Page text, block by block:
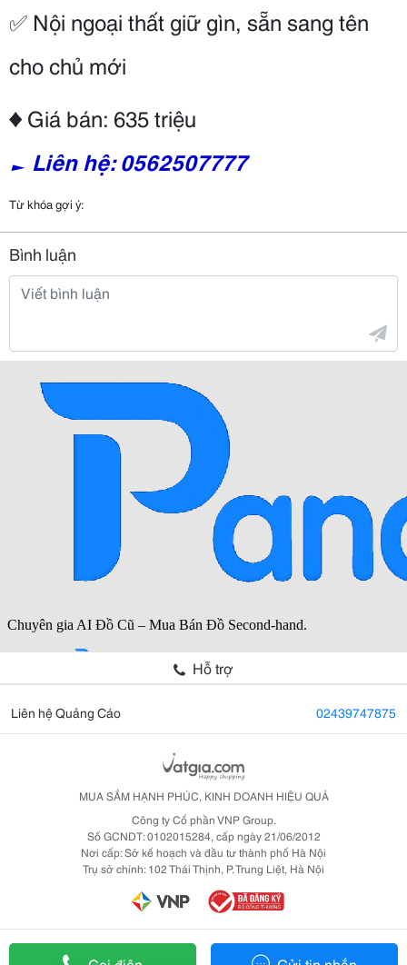
✅ Nội ngoại thất giữ gìn, sẵn sang tên
cho chủ mới
♦ Giá bán: 635 triệu
► Liên hệ: 0562507777
Từ khóa gợi ý:
Bình luận
Hỗ trợ
Liên hệ Quảng Cáo 02439747875
MUA SẮM HẠNH PHÚC, KINH DOANH HIỆU QUẢ
Công ty Cổ phần VNP Group.
Số GCNDT: 0102015284, cấp ngày 21/06/2012
Nơi cấp: Sở kế hoạch và đầu tư thành phố Hà Nội
Trụ sở chính: 102 Thái Thịnh, P. Trung Liệt, Hà Nội